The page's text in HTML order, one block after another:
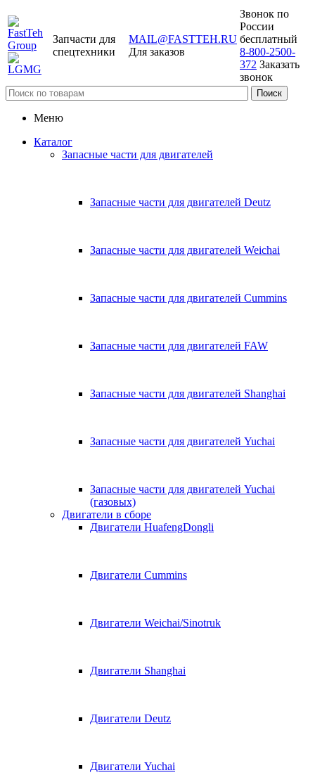
Запчасти для
спецтехники
MAIL@FASTTEH.RU
Для заказов
Звонок по
России
бесплатный
8-800-2500-
372 Заказать
звонок
Меню
Каталог
Запасные части для двигателей
Запасные части для двигателей Deutz
Запасные части для двигателей Weichai
Запасные части для двигателей Cummins
Запасные части для двигателей FAW
Запасные части для двигателей Shanghai
Запасные части для двигателей Yuchai
Запасные части для двигателей Yuchai
(газовых)
Двигатели в сборе
Двигатели HuafengDongli
Двигатели Cummins
Двигатели Weichai/Sinotruk
Двигатели Shanghai
Двигатели Deutz
Двигатели Yuchai